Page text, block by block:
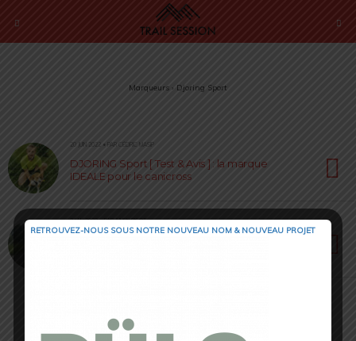
Marqueurs › Djoring Sport
20 JUIN 2022 • PAR CÉDRIC MASIP
DJORING Sport [ Test & Avis ] : la marque
IDEALE pour le canicross
2 MAI 2022 • PAR JULIEN PICOT
RETROUVEZ-NOUS SOUS NOTRE NOUVEAU NOM & NOUVEAU PROJET